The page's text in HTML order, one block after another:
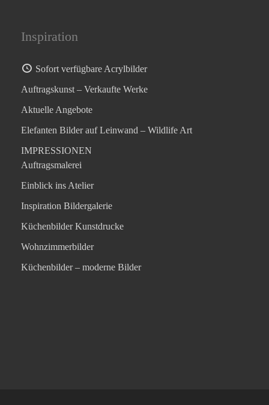
Inspiration
Sofort verfügbare Acrylbilder
Auftragskunst – Verkaufte Werke
Aktuelle Angebote
Elefanten Bilder auf Leinwand – Wildlife Art
IMPRESSIONEN
Auftragsmalerei
Einblick ins Atelier
Inspiration Bildergalerie
Küchenbilder Kunstdrucke
Wohnzimmerbilder
Küchenbilder – moderne Bilder